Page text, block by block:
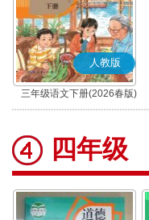
人教版
三年级语文下册(2026春版)
(部编版)
四年级